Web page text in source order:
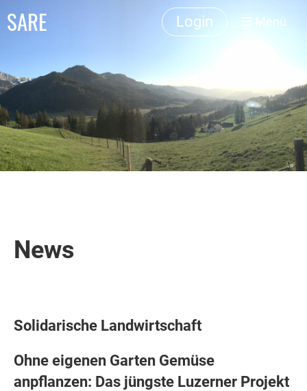
SARE Login Menü
News
Solidarische Landwirtschaft
Ohne eigenen Garten Gemüse
anpflanzen: Das jüngste Luzerner Projekt